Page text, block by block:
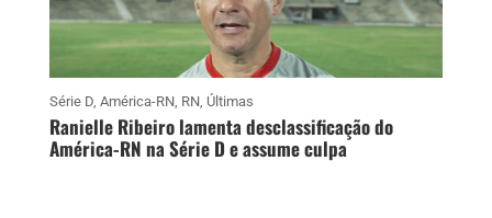
Série D, América-RN, RN, Últimas
Ranielle Ribeiro lamenta desclassificação do
América-RN na Série D e assume culpa